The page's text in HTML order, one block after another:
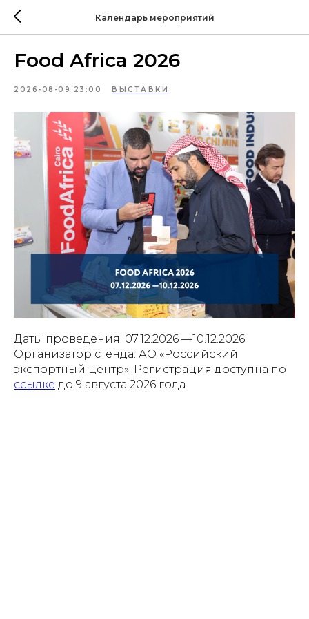
Календарь мероприятий
Food Africa 2026
2026-08-09 23:00 ВЫСТАВКИ
Даты проведения: 07.12.2026 —10.12.2026
Организатор стенда: АО «Российский
экспортный центр». Регистрация доступна по
ссылке до 9 августа 2026 года